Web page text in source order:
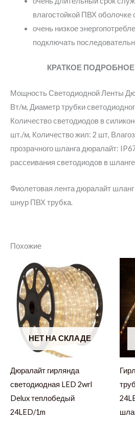
влагостойкой ПВХ оболочке
очень низкое
подключать
КРАТКОЕ
Мощность Светодиодной Ленты
Вт/м, Диаметр трубки
Количество светодиодов в
шт./м, Количество жил: 2 шт,
прозрачного шланга дюралайт:
рассеивания светодиодов в шланге
Фиолетовая лента дюралайт
шнур ПВХ трубка.
Похожие
НЕТ НА СКЛАДЕ
Дюралайт гирлянда
светодиодная LED 2wrl
Delux теплобедый
24LED/1m